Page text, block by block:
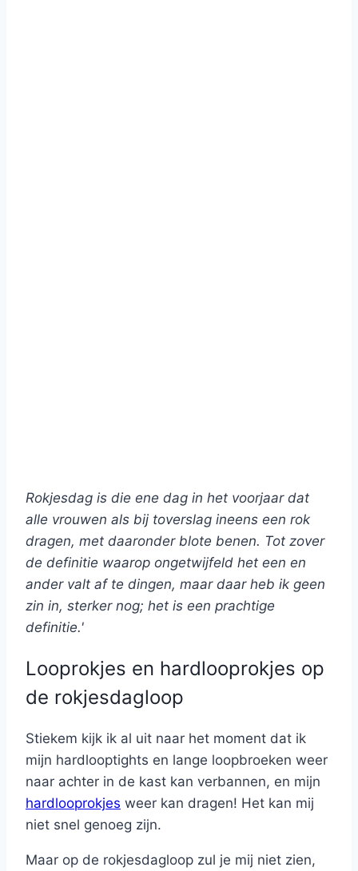
Rokjesdag is die ene dag in het voorjaar dat
alle vrouwen als bij toverslag ineens een rok
dragen, met daaronder blote benen. Tot zover
de definitie waarop ongetwijfeld het een en
ander valt af te dingen, maar daar heb ik geen
zin in, sterker nog; het is een prachtige
definitie.'
Looprokjes en hardlooprokjes op
de rokjesdagloop
Stiekem kijk ik al uit naar het moment dat ik
mijn hardlooptights en lange loopbroeken weer
naar achter in de kast kan verbannen, en mijn
hardlooprokjes weer kan dragen! Het kan mij
niet snel genoeg zijn.
Maar op de rokjesdagloop zul je mij niet zien,